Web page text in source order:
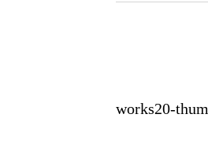
works20-thum